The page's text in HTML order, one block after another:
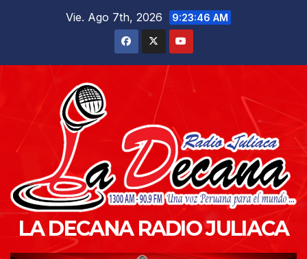
Vie. Ago 7th, 2026 9:23:47 AM
LA DECANA RADIO JULIACA